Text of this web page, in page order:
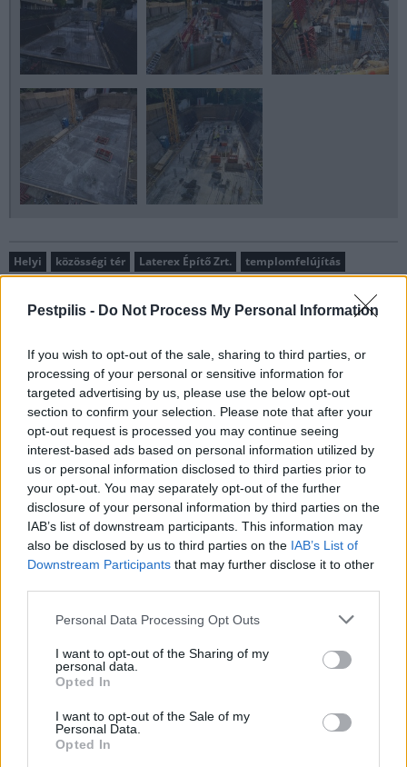
Pestpilis - Do Not Process My Personal Information
If you wish to opt-out of the sale, sharing to third parties, or
processing of your personal or sensitive information for
targeted advertising by us, please use the below opt-out
section to confirm your selection. Please note that after your
opt-out request is processed you may continue seeing
interest-based ads based on personal information utilized by
us or personal information disclosed to third parties prior to
your opt-out. You may separately opt-out of the further
disclosure of your personal information by third parties on the
IAB’s list of downstream participants. This information may
also be disclosed by us to third parties on the IAB’s List of
Downstream Participants that may further disclose it to other
Personal Data Processing Opt Outs
I want to opt-out of the Sharing of my
personal data.
Opted In
I want to opt-out of the Sale of my
Personal Data.
Opted In
Helyi közösségi tér Laterex Építő Zrt.
templomfelújítás
MAGYAR ÉPÍTŐK
Épített öröksége megújításával is készül Mohács a
csata ötszázadik évfordulójára